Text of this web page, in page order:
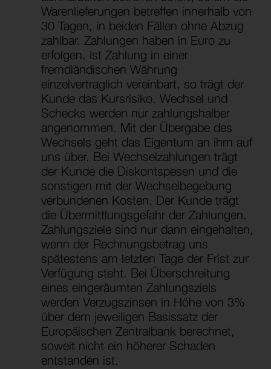
Warenlieferungen betreffen innerhalb von
30 Tagen, in beiden Fällen ohne Abzug
zahlbar. Zahlungen haben in Euro zu
erfolgen. Ist Zahlung in einer
fremdländischen Währung
einzelvertraglich vereinbart, so trägt der
Kunde das Kursrisiko. Wechsel und
Schecks werden nur zahlungshalber
angenommen. Mit der Übergabe des
Wechsels geht das Eigentum an ihm auf
uns über. Bei Wechselzahlungen trägt
der Kunde die Diskontspesen und die
sonstigen mit der Wechselbegebung
verbundenen Kosten. Der Kunde trägt
die Übermittlungsgefahr der Zahlungen.
Zahlungsziele sind nur dann eingehalten,
wenn der Rechnungsbetrag uns
spätestens am letzten Tage der Frist zur
Verfügung steht. Bei Überschreitung
eines eingeräumten Zahlungsziels
werden Verzugszinsen in Höhe von 3%
über dem jeweiligen Basissatz der
Europäischen Zentralbank berechnet,
soweit nicht ein höherer Schaden
entstanden ist.